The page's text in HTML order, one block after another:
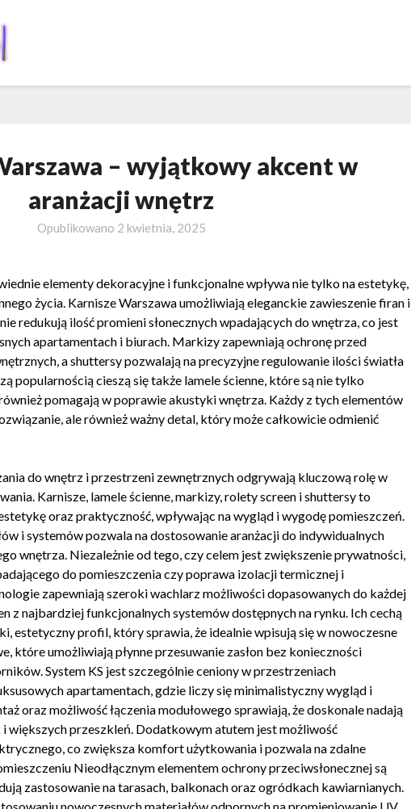
– wyjątkowy akcent w
aranżacji wnętrz
Opublikowano 2 kwietnia, 2025
elementy dekoracyjne i funkcjonalne wpływa nie tylko na estetykę,
życia. Karnisze Warszawa umożliwiają eleganckie zawieszenie firan i
redukują ilość promieni słonecznych wpadających do wnętrza, co jest
apartamentach i biurach. Markizy zapewniają ochronę przed
a shuttersy pozwalają na precyzyjne regulowanie ilości światła
popularnością cieszą się także lamele ścienne, które są nie tylko
pomagają w poprawie akustyki wnętrza. Każdy z tych elementów
ale również ważny detal, który może całkowicie odmienić
do wnętrz i przestrzeni zewnętrznych odgrywają kluczową rolę w
Karnisze, lamele ścienne, markizy, rolety screen i shuttersy to
oraz praktyczność, wpływając na wygląd i wygodę pomieszczeń.
i systemów pozwala na dostosowanie aranżacji do indywidualnych
wnętrza. Niezależnie od tego, czy celem jest zwiększenie prywatności,
do pomieszczenia czy poprawa izolacji termicznej i
zapewniają szeroki wachlarz możliwości dopasowanych do każdej
z najbardziej funkcjonalnych systemów dostępnych na rynku. Ich cechą
estetyczny profil, który sprawia, że idealnie wpisują się w nowoczesne
które umożliwiają płynne przesuwanie zasłon bez konieczności
System KS jest szczególnie ceniony w przestrzeniach
apartamentach, gdzie liczy się minimalistyczny wygląd i
oraz możliwość łączenia modułowego sprawiają, że doskonale nadają
i większych przeszkleń. Dodatkowym atutem jest możliwość
co zwiększa komfort użytkowania i pozwala na zdalne
Nieodłącznym elementem ochrony przeciwsłonecznej są
zastosowanie na tarasach, balkonach oraz ogródkach kawiarnianych.